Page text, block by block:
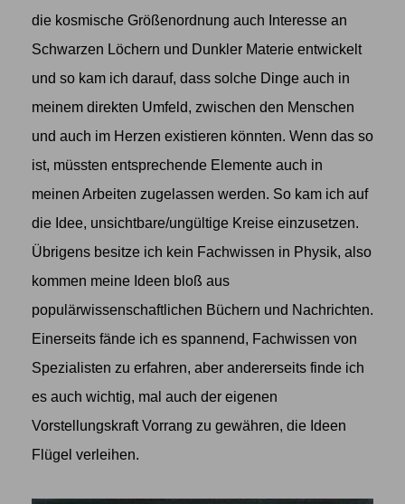
die kosmische Größenordnung auch Interesse an
Schwarzen Löchern und Dunkler Materie entwickelt
und so kam ich darauf, dass solche Dinge auch in
meinem direkten Umfeld, zwischen den Menschen
und auch im Herzen existieren könnten. Wenn das so
ist, müssten entsprechende Elemente auch in
meinen Arbeiten zugelassen werden. So kam ich auf
die Idee, unsichtbare/ungültige Kreise einzusetzen.
Übrigens besitze ich kein Fachwissen in Physik, also
kommen meine Ideen bloß aus
populärwissenschaftlichen Büchern und Nachrichten.
Einerseits fände ich es spannend, Fachwissen von
Spezialisten zu erfahren, aber andererseits finde ich
es auch wichtig, mal auch der eigenen
Vorstellungskraft Vorrang zu gewähren, die Ideen
Flügel verleihen.